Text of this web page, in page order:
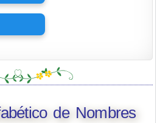
de Nombres